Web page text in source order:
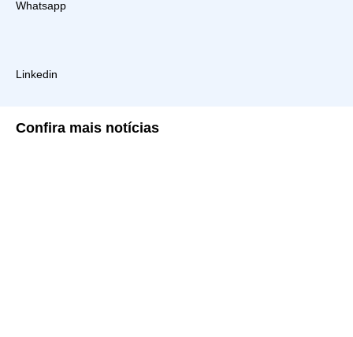
Whatsapp
Linkedin
Confira mais notícias